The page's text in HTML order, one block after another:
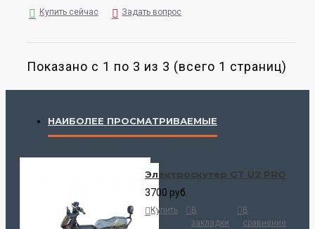
Купить сейчас Задать вопрос
Показано с 1 по 3 из 3 (всего 1 страниц)
НАИБОЛЕЕ ПРОСМАТРИВАЕМЫЕ
Электроскутер GT U2 PRO
3700 руб.
Купить
В
закладки
В
сравнение